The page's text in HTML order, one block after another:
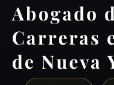
Abogado
Carreras
de Nueva